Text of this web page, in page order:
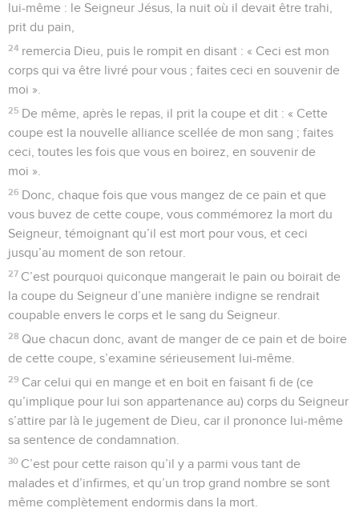
lui-même : le Seigneur Jésus, la nuit où il devait être trahi,
prit du pain,
24 remercia Dieu, puis le rompit en disant : « Ceci est mon
corps qui va être livré pour vous ; faites ceci en souvenir de
moi ».
25 De même, après le repas, il prit la coupe et dit : « Cette
coupe est la nouvelle alliance scellée de mon sang ; faites
ceci, toutes les fois que vous en boirez, en souvenir de
moi ».
26 Donc, chaque fois que vous mangez de ce pain et que
vous buvez de cette coupe, vous commémorez la mort du
Seigneur, témoignant qu’il est mort pour vous, et ceci
jusqu’au moment de son retour.
27 C’est pourquoi quiconque mangerait le pain ou boirait de
la coupe du Seigneur d’une manière indigne se rendrait
coupable envers le corps et le sang du Seigneur.
28 Que chacun donc, avant de manger de ce pain et de boire
de cette coupe, s’examine sérieusement lui-même.
29 Car celui qui en mange et en boit en faisant fi de (ce
qu’implique pour lui son appartenance au) corps du Seigneur
s’attire par là le jugement de Dieu, car il prononce lui-même
sa sentence de condamnation.
30 C’est pour cette raison qu’il y a parmi vous tant de
malades et d’infirmes, et qu’un trop grand nombre se sont
même complètement endormis dans la mort.